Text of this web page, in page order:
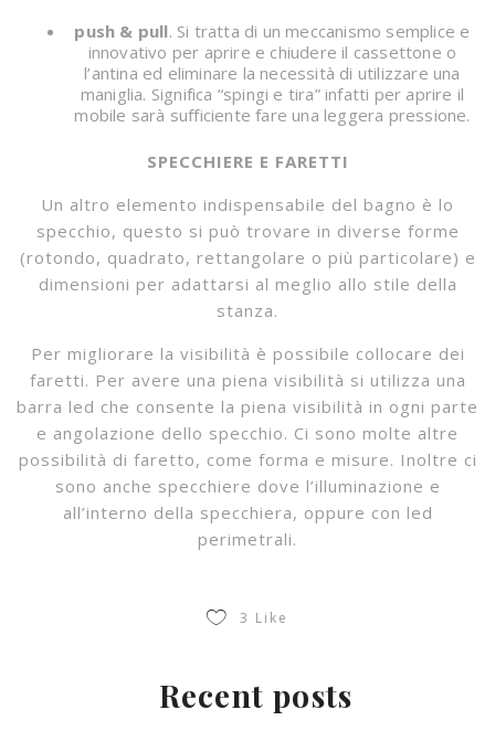
push & pull. Si tratta di un meccanismo semplice e
innovativo per aprire e chiudere il cassettone o
l’antina ed eliminare la necessità di utilizzare una
maniglia. Significa “spingi e tira” infatti per aprire il
mobile sarà sufficiente fare una leggera pressione.
SPECCHIERE E FARETTI
Un altro elemento indispensabile del bagno è lo
specchio, questo si può trovare in diverse forme
(rotondo, quadrato, rettangolare o più particolare) e
dimensioni per adattarsi al meglio allo stile della
stanza.
Per migliorare la visibilità è possibile collocare dei
faretti. Per avere una piena visibilità si utilizza una
barra led che consente la piena visibilità in ogni parte
e angolazione dello specchio. Ci sono molte altre
possibilità di faretto, come forma e misure. Inoltre ci
sono anche specchiere dove l’illuminazione e
all’interno della specchiera, oppure con led
perimetrali.
3 Like
Recent posts